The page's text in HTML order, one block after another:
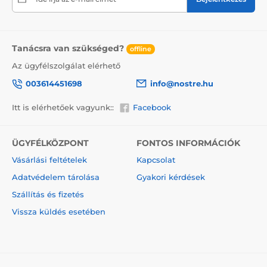
figyelmeztessük a szállítót a törékeny áruról, nem
felejtjük el a dobozra helyezni az információt a
Tanácsra van szükséged? offline
Az ügyfélszolgálat elérhető
003614451698
info@nostre.hu
Itt is elérhetőek vagyunk:: Facebook
ÜGYFÉLKÖZPONT
Vásárlási feltételek
Adatvédelem tárolása
Szállítás és fizetés
Vissza küldés esetében
FONTOS INFORMÁCIÓK
Kapcsolat
Gyakori kérdések